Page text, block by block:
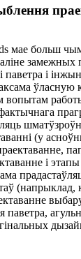
мае больш
замежных
паветра і
ўласную
вопытам
(у
і